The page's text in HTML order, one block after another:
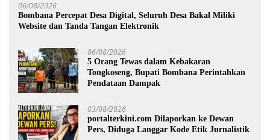
06/08/2026
Bombana Percepat Desa Digital, Seluruh Desa Bakal Miliki
Website dan Tanda Tangan Elektronik
06/08/2026
5 Orang Tewas dalam Kebakaran
Tongkoseng, Bupati Bombana Perintahkan
Pendataan Dampak
03/08/2026
portalterkini.com Dilaporkan ke Dewan
Pers, Diduga Langgar Kode Etik Jurnalistik